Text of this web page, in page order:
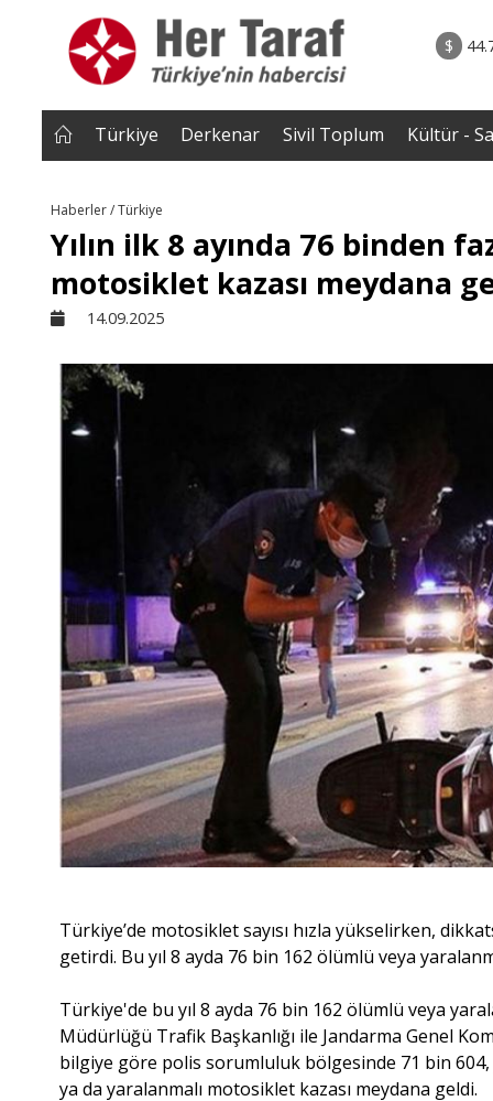
$
• Ebeveynliğin Kalbi: Duygusal Zekâ ile
Yetiştirmek |Tuğba
Türkiye Derkenar Sivil Toplum Kültür -
Haberler / Türkiye
Yılın ilk 8 ayında 76 binden
motosiklet kazası meydana
14.09.2025
Türkiye’de motosiklet sayısı hızla yükselirken,
getirdi. Bu yıl 8 ayda 76 bin 162 ölümlü veya
Türkiye'de bu yıl 8 ayda 76 bin 162 ölümlü veya
Müdürlüğü Trafik Başkanlığı ile Jandarma Genel
bilgiye göre polis sorumluluk bölgesinde 71 bin
ya da yaralanmalı motosiklet kazası meydana geldi.